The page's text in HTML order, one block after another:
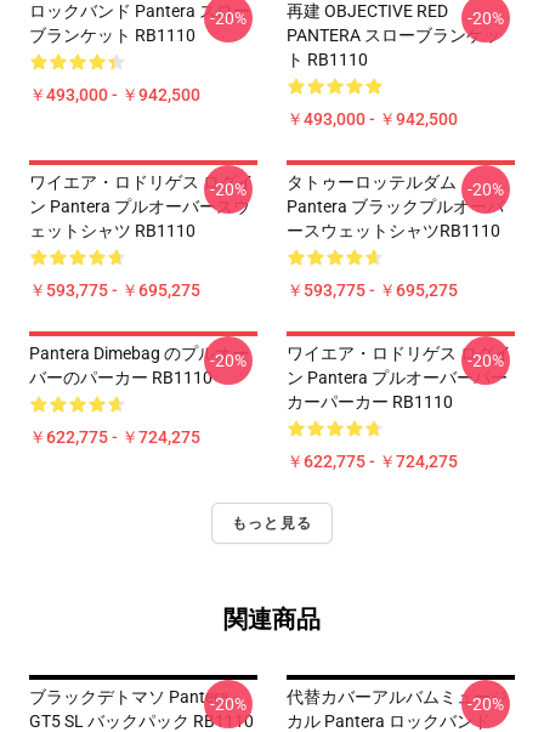
ロックバンド Pantera スロー
ブランケット RB1110
￥493,000 - ￥942,500
-20%
再建 OBJECTIVE RED
PANTERA スローブランケッ
ト RB1110
￥493,000 - ￥942,500
-20%
ワイエア・ロドリゲス ログイ
ン Pantera プルオーバースウ
ェットシャツ RB1110
￥593,775 - ￥695,275
-20%
タトゥーロッテルダム
Pantera ブラックプルオーバ
ースウェットシャツRB1110
￥593,775 - ￥695,275
-20%
Pantera Dimebag のプルオー
バーのパーカー RB1110
￥622,775 - ￥724,275
-20%
ワイエア・ロドリゲス ログイ
ン Pantera プルオーバーパー
カーパーカー RB1110
￥622,775 - ￥724,275
-20%
もっと見る
関連商品
ブラックデトマソ Pantera
GT5 SL バックパック RB1110
-20%
代替カバーアルバムミュージ
カル Pantera ロックバンド
-20%